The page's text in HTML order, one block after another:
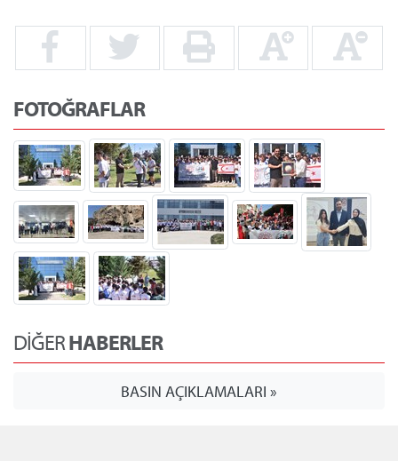
FOTOĞRAFLAR
DİĞERHABERLER
BASIN AÇIKLAMALARI »